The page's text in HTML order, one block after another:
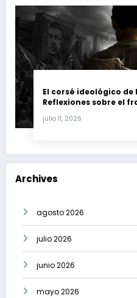
El corsé ideológico de
Reflexiones sobre el
julio 11, 2026
Archives
agosto 2026
julio 2026
junio 2026
mayo 2026